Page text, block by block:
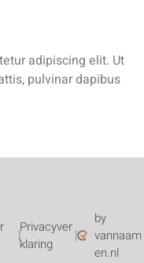
adipiscing elit. Ut
pulvinar dapibus
|Privacyver
klaring
|
by
vannaam
en.nl